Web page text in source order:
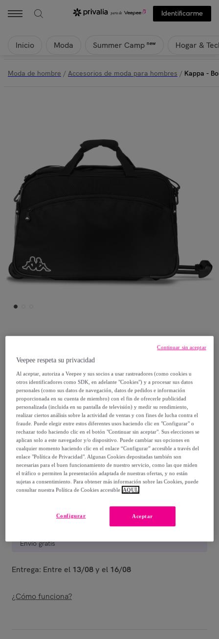
Identificarme
Inicio Moda Summer Camp new Hogar &
Moda de hombre / Accesorios de moda para hombres / Kappa -
Kappa - Bolsos Hombre Mujer Negro -
Kappa4Training Wincom
Modelo: L
59,99 €
86,00 €
-30%
Vendido porKappa
Entrega
Envío gratis
Entrega: Entre el 13/08y el 16/08
¿Cómo funciona?
Veepee respeta su privacidad
Al aceptar, autoriza a Veepee y sus socios a usar rastreadores (como cookies u
otros identificadores como SDK, en adelante "Cookies") y a procesar sus datos
personales (como sus datos de navegación, datos de pedidos e información
proporcionada en su cuenta de miembro) con el fin de ofrecerle publicidad
personalizada (incluida en su pantalla de televisión) y medir su rendimiento,
realizar ciertos análisis sobre la actividad de ventas y con fines de lucha contra el
fraude. Puede elegir entre estos diferentes usos haciendo clic en "Configurar" o
rechazar todo haciendo clic en el botón "Continuar sin aceptar". Sus elecciones se
aplican solo a este navegador y/o dispositivo. Puede cambiar sus opciones en
cualquier momento haciendo clic en el enlace “Configurar” accesible a través del
enlace "Política de Privacidad". Algunas Cookies depositadas también son
necesarias para el buen funcionamiento de nuestro servicio, como las que miden
el tráfico o permiten la presentación adaptada de nuestras ofertas, y no están
sujetas a consentimiento. Para obtener más información sobre las Cookies, puede
consultar nuestra Política de Cookies accesible AQUÍ.
Aceptar
Configurar
Continuar sin aceptar